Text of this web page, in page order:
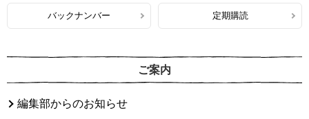
バックナンバー 定期購読
ご案内
編集部からのお知らせ